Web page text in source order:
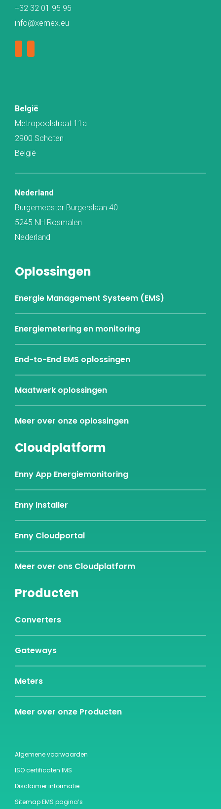
+32 32 01 95 95
info@xemex.eu
België
Metropoolstraat 11a
2900 Schoten
België
Nederland
Burgemeester Burgerslaan 40
5245 NH Rosmalen
Nederland
Oplossingen
Energie Management Systeem (EMS)
Energiemetering en monitoring
End-to-End EMS oplossingen
Maatwerk oplossingen
Meer over onze oplossingen
Cloudplatform
Enny App Energiemonitoring
Enny Installer
Enny Cloudportal
Meer over ons Cloudplatform
Producten
Converters
Gateways
Meters
Meer over onze Producten
Algemene voorwaarden
ISO certificaten IMS
Disclaimer informatie
Sitemap EMS pagina’s